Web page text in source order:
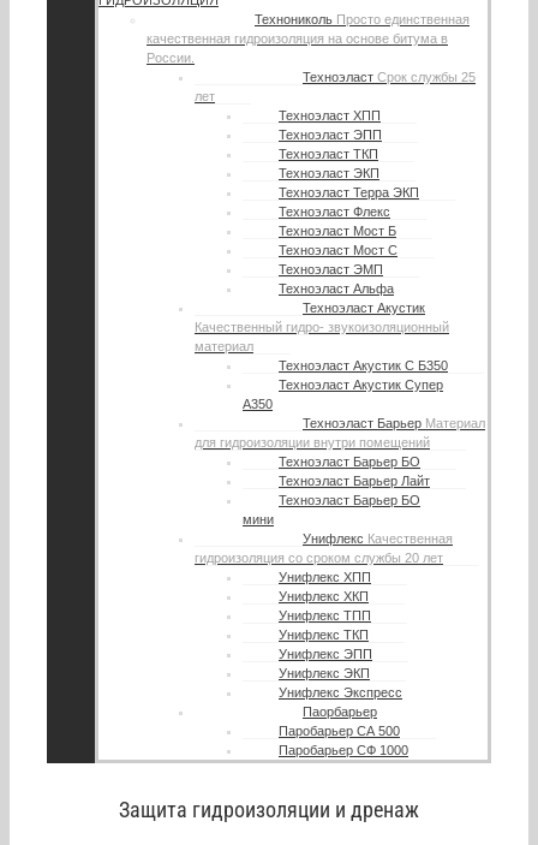
Технониколь Просто единственная
качественная гидроизоляция на основе битума в
России.
Техноэласт Срок службы 25
лет
Техноэласт ХПП
Техноэласт ЭПП
Техноэласт ТКП
Техноэласт ЭКП
Техноэласт Терра ЭКП
Техноэласт Флекс
Техноэласт Мост Б
Техноэласт Мост С
Техноэласт ЭМП
Техноэласт Альфа
Техноэласт Акустик
Качественный гидро- звукоизоляционный
материал
Техноэласт Акустик С Б350
Техноэласт Акустик Супер
А350
Техноэласт Барьер Материал
для гидроизоляции внутри помещений
Техноэласт Барьер БО
Техноэласт Барьер Лайт
Техноэласт Барьер БО
мини
Унифлекс Качественная
гидроизоляция со сроком службы 20 лет
Унифлекс ХПП
Унифлекс ХКП
Унифлекс ТПП
Унифлекс ТКП
Унифлекс ЭПП
Унифлекс ЭКП
Унифлекс Экспресс
Паорбарьер
Паробарьер СА 500
Паробарьер СФ 1000
Защита гидроизоляции и дренаж